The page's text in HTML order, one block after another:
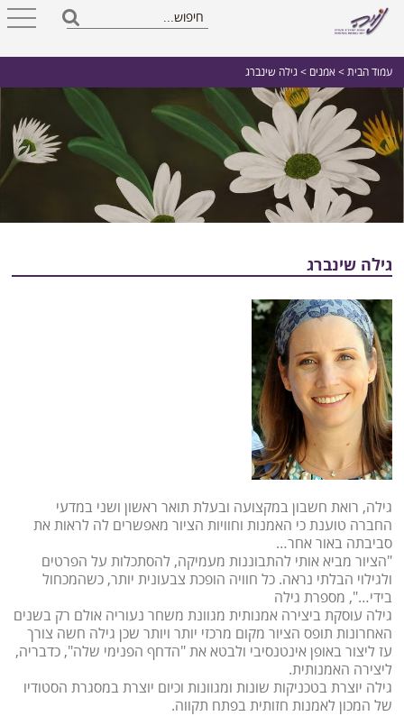
עמוד הבית > אמנים > גילה שינברג
גילה שינברג
גילה, רואת חשבון במקצועה ובעלת תואר ראשון ושני במדעי
החברה טוענת כי האמנות וחוויות הציור מאפשרים לה לראות את
סביבתה באור אחר…
"הציור מביא אותי להתבוננות מעמיקה, להסתכלות על הפרטים
ולגילוי הבלתי נראה. כל חוויה הופכת צבעונית יותר, כשהמכחול
בידי…", מספרת גילה
גילה עוסקת ביצירה אמנותית מגוונת משחר נעוריה אולם רק בשנים
האחרונות תופס הציור מקום מרכזי יותר ויותר שכן גילה חשה צורך
עז ליצור באופן אינטנסיבי ולבטא את "הדחף הפנימי שלה", כדבריה,
ליצירה האמנותית.
גילה יוצרת בטכניקות שונות ומגוונות וכיום יוצרת במסגרת הסטודיו
של המכון לאמנות חזותית בפתח תקווה.